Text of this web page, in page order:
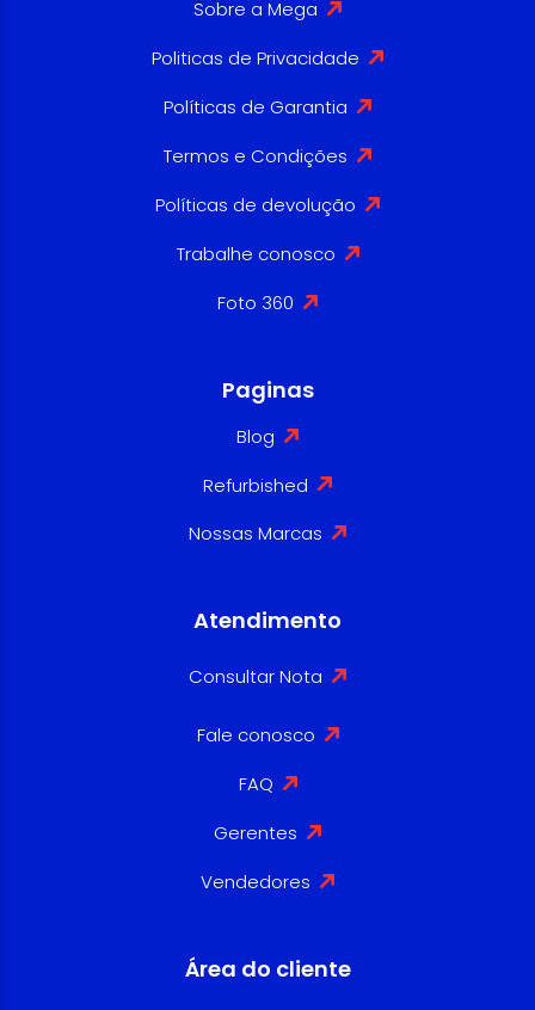
Sobre a Mega
Politicas de Privacidade
Políticas de Garantia
Termos e Condições
Políticas de devolução
Trabalhe conosco
Foto 360
Paginas
Blog
Refurbished
Nossas Marcas
Atendimento
Consultar Nota
Fale conosco
FAQ
Gerentes
Vendedores
Área do cliente